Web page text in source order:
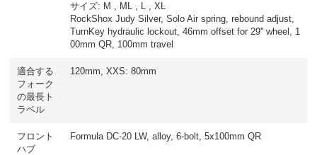
サイズ: M , ML , L , XL
RockShox Judy Silver, Solo Air spring, rebound adjust,
TurnKey hydraulic lockout, 46mm offset for 29'' wheel, 1
00mm QR, 100mm travel
適合する
フォーク
の最長ト
ラベル
120mm, XXS: 80mm
フロント
ハブ
Formula DC-20 LW, alloy, 6-bolt, 5x100mm QR